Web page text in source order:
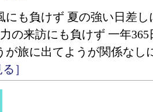
にも負けず 夏の強い日差し
の来訪にも負けず 一年365
が旅に出てようが関係なし
］